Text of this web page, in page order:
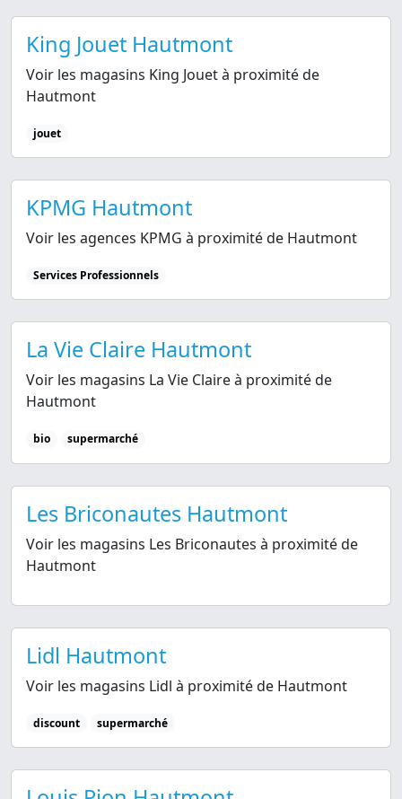
King Jouet Hautmont
Voir les magasins King Jouet à proximité de
Hautmont
jouet
KPMG Hautmont
Voir les agences KPMG à proximité de Hautmont
Services Professionnels
La Vie Claire Hautmont
Voir les magasins La Vie Claire à proximité de
Hautmont
bio supermarché
Les Briconautes Hautmont
Voir les magasins Les Briconautes à proximité de
Hautmont
Lidl Hautmont
Voir les magasins Lidl à proximité de Hautmont
discount supermarché